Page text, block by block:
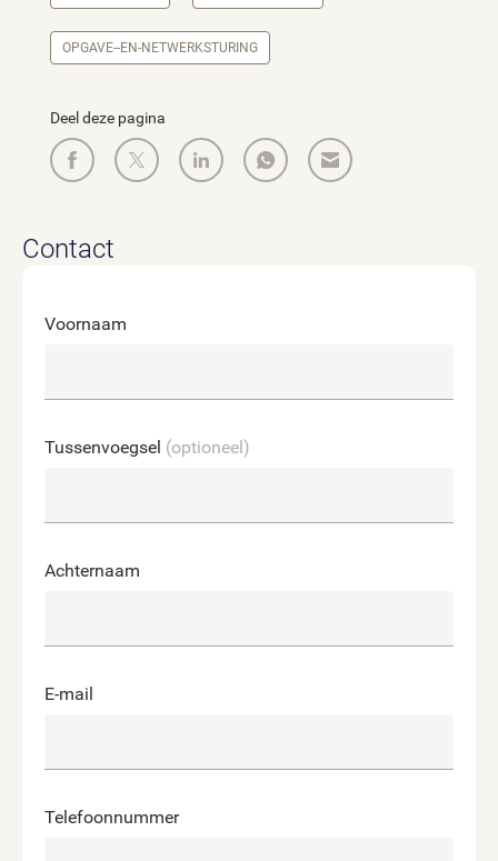
OPGAVE--EN-NETWERKSTURING
Deel deze pagina
Contact
Voornaam
Tussenvoegsel (optioneel)
Achternaam
E-mail
Telefoonnummer